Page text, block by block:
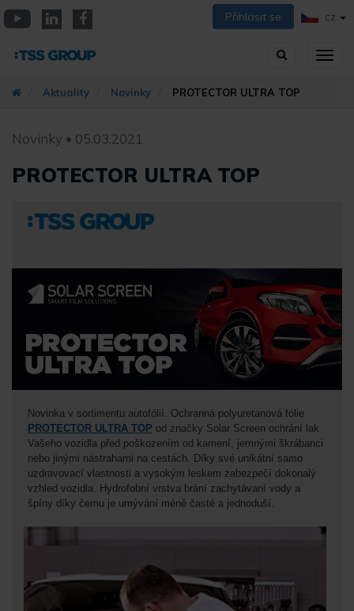
Přejít
k
hlavnímu
obsahu
Přihlásit se CZ
Vyhledávání
Aktuality Novinky PROTECTOR ULTRA TOP
Novinky • 05.03.2021
PROTECTOR ULTRA TOP